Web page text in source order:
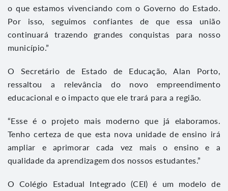
o que estamos vivenciando com o Governo do Estado.
Por isso, seguimos confiantes de que essa união
continuará trazendo grandes conquistas para nosso
município.”
O Secretário de Estado de Educação, Alan Porto,
ressaltou a relevância do novo empreendimento
educacional e o impacto que ele trará para a região.
“Esse é o projeto mais moderno que já elaboramos.
Tenho certeza de que esta nova unidade de ensino irá
ampliar e aprimorar cada vez mais o ensino e a
qualidade da aprendizagem dos nossos estudantes.”
O Colégio Estadual Integrado (CEI) é um modelo de